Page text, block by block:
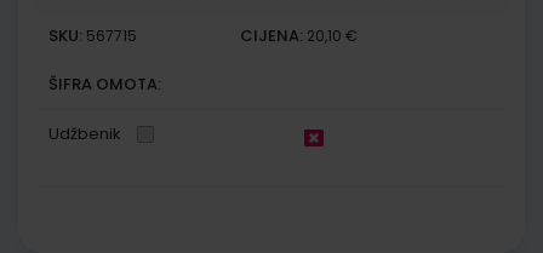
SKU: 567715 CIJENA: 20,10 €
ŠIFRA OMOTA:
Udžbenik